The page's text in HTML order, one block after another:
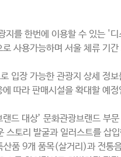
지를 한번에 이용할 수 있는
사용가능하며 서울 체류 기
입장 가능한 관광지 상세 정
따라 판매시설을 확대할 예정
드 대상’ 문화관광브랜드 부문
토리 발굴과 일러스트를 삽
산품 9개 품목(살거리)과 전